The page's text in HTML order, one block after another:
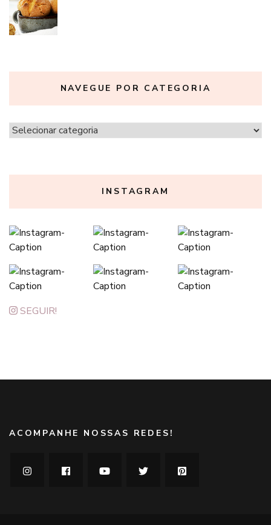
NAVEGUE POR CATEGORIA
Navegue
INSTAGRAM
SEGUIR!
ACOMPANHE NOSSAS REDES!